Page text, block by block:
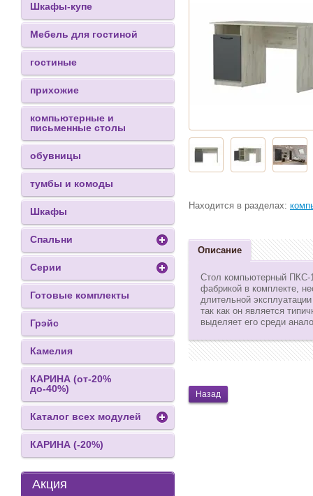
Шкафы-купе
Мебель для гостиной
гостиные
прихожие
компьютерные и
письменные столы
обувницы
тумбы и комоды
Шкафы
Спальни
Серии
Готовые комплекты
Грэйс
Камелия
КАРИНА (от-20%
до-40%)
Каталог всех модулей
КАРИНА (-20%)
Акция
Находится в разделах:
Описание
Стол компьютерный ПКС-
фабрикой в комплекте,
длительной
так как он является
выделяет его среди
Назад